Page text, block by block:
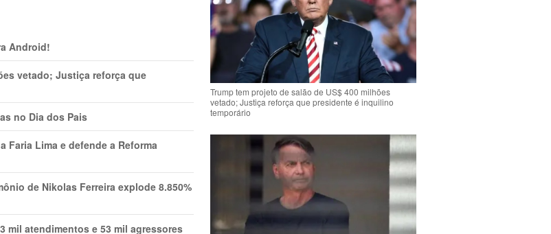
Android!
vetado; Justiça reforça que
no Dia dos Pais
Faria Lima e defende a Reforma
de Nikolas Ferreira explode 8.850%
mil atendimentos e 53 mil agressores
Trump tem projeto de salão de US$ 400 milhões
vetado; Justiça reforça que presidente é inquilino
temporário